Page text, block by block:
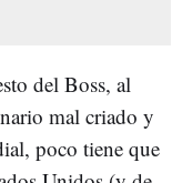
del Boss, al
mal criado y
poco tiene que